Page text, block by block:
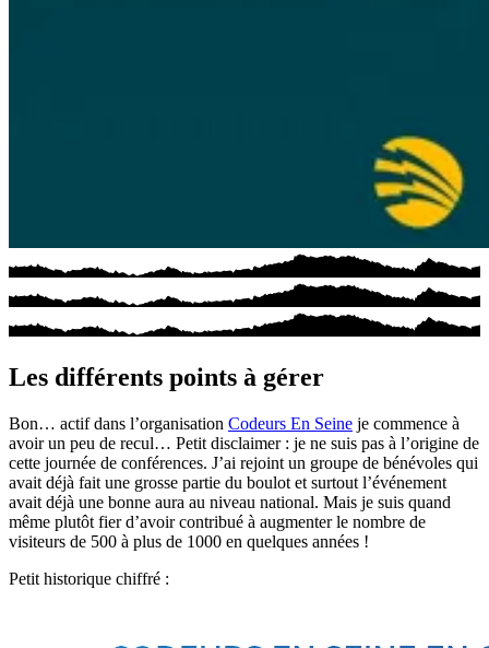
Les différents points à gérer
Bon… actif dans l’organisation Codeurs En Seine je commence à
avoir un peu de recul… Petit disclaimer : je ne suis pas à l’origine de
cette journée de conférences. J’ai rejoint un groupe de bénévoles qui
avait déjà fait une grosse partie du boulot et surtout l’événement
avait déjà une bonne aura au niveau national. Mais je suis quand
même plutôt fier d’avoir contribué à augmenter le nombre de
visiteurs de 500 à plus de 1000 en quelques années !
Petit historique chiffré :